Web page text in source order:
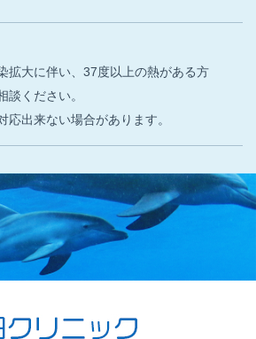
拡大に伴い、37度以上の熱がある方
談ください。
応出来ない場合があります。